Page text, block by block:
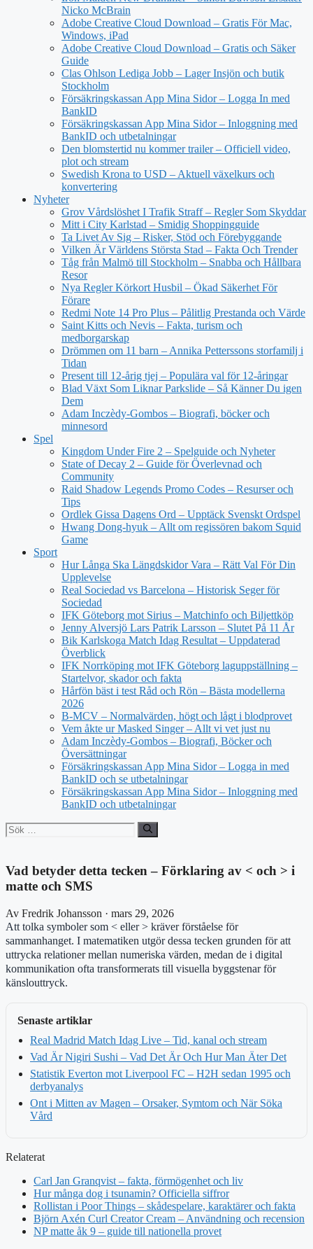
Nicko McBrain
Adobe Creative Cloud Download – Gratis För Mac,
Windows, iPad
Adobe Creative Cloud Download – Gratis och Säker
Guide
Clas Ohlson Lediga Jobb – Lager Insjön och butik
Stockholm
Försäkringskassan App Mina Sidor – Logga In med
BankID
Försäkringskassan App Mina Sidor – Inloggning med
BankID och utbetalningar
Den blomstertid nu kommer trailer – Officiell video,
plot och stream
Swedish Krona to USD – Aktuell växelkurs och
konvertering
Nyheter
Grov Vårdslöshet I Trafik Straff – Regler Som Skyddar
Mitt i City Karlstad – Smidig Shoppingguide
Ta Livet Av Sig – Risker, Stöd och Förebyggande
Vilken Är Världens Största Stad – Fakta Och Trender
Tåg från Malmö till Stockholm – Snabba och Hållbara
Resor
Nya Regler Körkort Husbil – Ökad Säkerhet För
Förare
Redmi Note 14 Pro Plus – Pålitlig Prestanda och Värde
Saint Kitts och Nevis – Fakta, turism och
medborgarskap
Drömmen om 11 barn – Annika Petterssons storfamilj i
Tidan
Present till 12-årig tjej – Populära val för 12-åringar
Blad Växt Som Liknar Parkslide – Så Känner Du igen
Dem
Adam Inczèdy-Gombos – Biografi, böcker och
minnesord
Spel
Kingdom Under Fire 2 – Spelguide och Nyheter
State of Decay 2 – Guide för Överlevnad och
Community
Raid Shadow Legends Promo Codes – Resurser och
Tips
Ordlek Gissa Dagens Ord – Upptäck Svenskt Ordspel
Hwang Dong-hyuk – Allt om regissören bakom Squid
Game
Sport
Hur Långa Ska Längdskidor Vara – Rätt Val För Din
Upplevelse
Real Sociedad vs Barcelona – Historisk Seger för
Sociedad
IFK Göteborg mot Sirius – Matchinfo och Biljettköp
Jenny Alversjö Lars Patrik Larsson – Slutet På 11 År
Bik Karlskoga Match Idag Resultat – Uppdaterad
Överblick
IFK Norrköping mot IFK Göteborg laguppställning –
Startelvor, skador och fakta
Hårfön bäst i test Råd och Rön – Bästa modellerna
2026
B-MCV – Normalvärden, högt och lågt i blodprovet
Vem åkte ur Masked Singer – Allt vi vet just nu
Adam Inczèdy-Gombos – Biografi, Böcker och
Översättningar
Försäkringskassan App Mina Sidor – Logga in med
BankID och se utbetalningar
Försäkringskassan App Mina Sidor – Inloggning med
BankID och utbetalningar
Sök
efter:
Vad betyder detta tecken – Förklaring av < och > i
matte och SMS
Av Fredrik Johansson · mars 29, 2026
Att tolka symboler som < eller > kräver förståelse för
sammanhanget. I matematiken utgör dessa tecken grunden för att
uttrycka relationer mellan numeriska värden, medan de i digital
kommunikation ofta transformerats till visuella byggstenar för
känslouttryck.
Senaste artiklar
Real Madrid Match Idag Live – Tid, kanal och stream
Vad Är Nigiri Sushi – Vad Det Är Och Hur Man Äter Det
Statistik Everton mot Liverpool FC – H2H sedan 1995 och
derbyanalys
Ont i Mitten av Magen – Orsaker, Symtom och När Söka
Vård
Relaterat
Carl Jan Granqvist – fakta, förmögenhet och liv
Hur många dog i tsunamin? Officiella siffror
Rollistan i Poor Things – skådespelare, karaktärer och fakta
Björn Axén Curl Creator Cream – Användning och recension
NP matte åk 9 – guide till nationella provet